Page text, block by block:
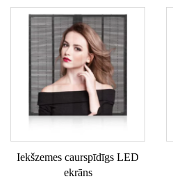
Iekšzemes caurspīdīgs LED
ekrāns